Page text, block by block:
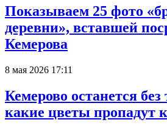
Показываем 25 фото
деревни», вставшей
Кемерова
8 мая 2026 17:11
Кемерово останется
какие цветы пропадут